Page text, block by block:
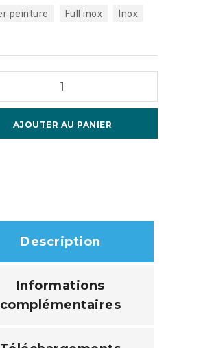
peinture Full inox Inox
AJOUTER AU PANIER
Description
Informations
complémentaires